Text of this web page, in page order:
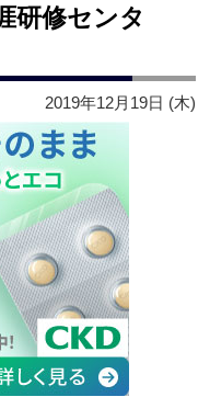
研修センタ
2019年12月19日 (木)